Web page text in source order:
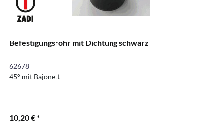
Befestigungsrohr mit Dichtung schwarz
62678
45° mit Bajonett
10,20 € *